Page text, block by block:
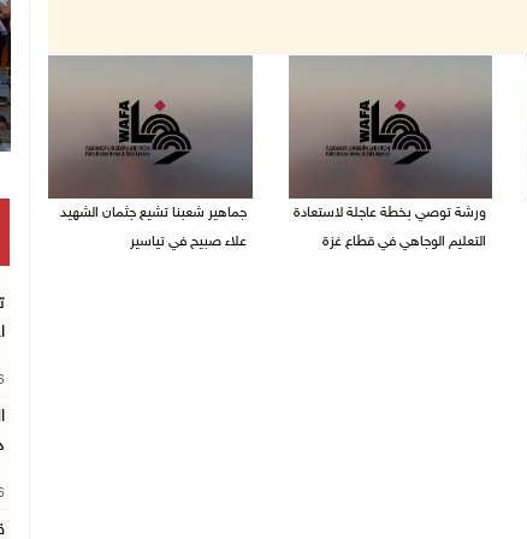
ورشة توصي بخطة عاجلة لاستعادة
التعليم الوجاهي في قطاع غزة
جماهير شعبنا تشيع جثمان الشهيد
علاء صبيح في تياسير